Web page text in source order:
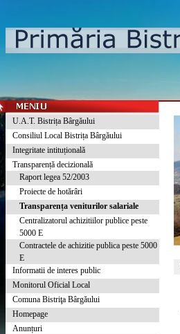
U.A.T. Bistrița Bârgăului
Consiliul Local Bistrița Bârgăului
Integritate intituțională
Transparență decizională
Raport legea 52/2003
Proiecte de hotărâri
Transparența veniturilor salariale
Centralizatorul achizitiilor publice peste
5000 E
Contractele de achizitie publica peste 5000
E
Informatii de interes public
Monitorul Oficial Local
Comuna Bistriţa Bârgăului
Homepage
Anunțuri